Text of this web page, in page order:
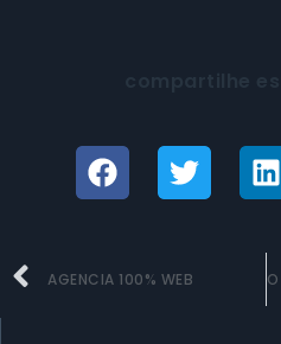
AGENCIA 100% WEB